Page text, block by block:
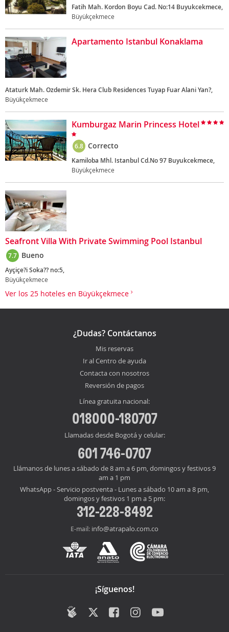
Fatih Mah. Kordon Boyu Cad. No:14 Buyukcekmece,
Büyükçekmece
Apartamento Istanbul Konaklama
Ataturk Mah. Ozdemir Sk. Hera Club Residences Tuyap Fuar Alani Yan?,
Büyükçekmece
Kumburgaz Marin Princess Hotel
6.8 Correcto
Kamiloba Mhl. Istanbul Cd.No 97 Buyukcekmece,
Büyükçekmece
Seafront Villa With Private Swimming Pool Istanbul
7.7 Bueno
Ayçiçe?i Soka?? no:5,
Büyükçekmece
Ver los 25 hoteles en Büyükçekmece
¿Dudas? Contáctanos
Mis reservas
Ir al Centro de ayuda
Contacta con nosotros
Reversión de pagos
Línea gratuita nacional:
018000-180707
Llamadas desde Bogotá y celular:
601 746-0707
Llámanos de lunes a sábado de 8 am a 6 pm, domingos y festivos 9
am a 1 pm
WhatsApp - Servicio postventa - Lunes a sábado 10 am a 8 pm,
domingos y festivos 1 pm a 5 pm:
312-228-8492
E-mail: info@atrapalo.com.co
¡Síguenos!